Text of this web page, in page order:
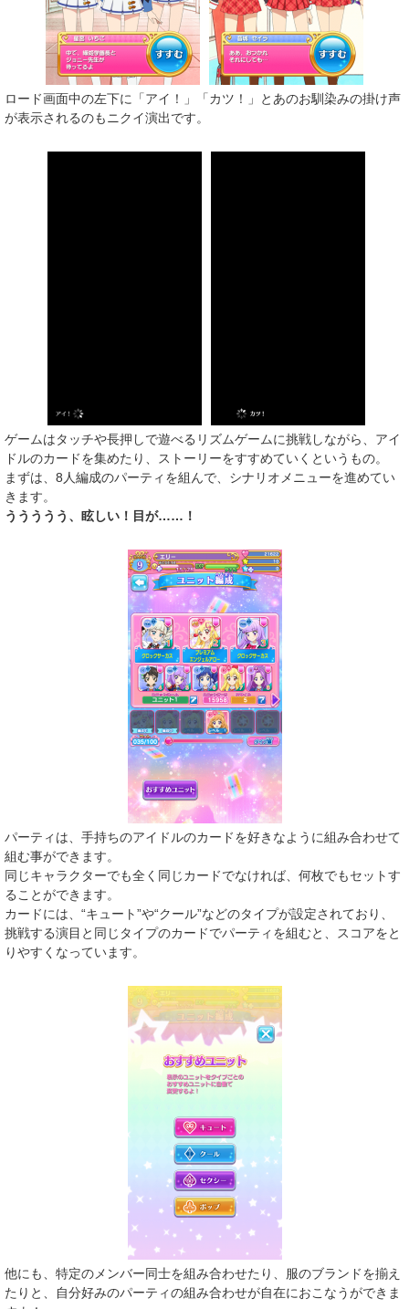
ロード画面中の左下に「アイ！」「カツ！」とあのお馴染みの掛け声
が表示されるのもニクイ演出です。
ゲームはタッチや長押しで遊べるリズムゲームに挑戦しながら、アイ
ドルのカードを集めたり、ストーリーをすすめていくというもの。
まずは、8人編成のパーティを組んで、シナリオメニューを進めてい
きます。
ううううう、眩しい！目が……！
パーティは、手持ちのアイドルのカードを好きなように組み合わせて
組む事ができます。
同じキャラクターでも全く同じカードでなければ、何枚でもセットす
ることができます。
カードには、“キュート”や“クール”などのタイプが設定されており、
挑戦する演目と同じタイプのカードでパーティを組むと、スコアをと
りやすくなっています。
他にも、特定のメンバー同士を組み合わせたり、服のブランドを揃え
たりと、自分好みのパーティの組み合わせが自在におこなうができま